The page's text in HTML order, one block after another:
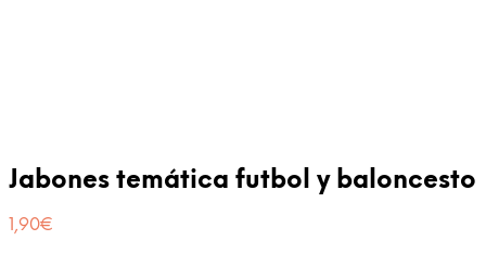
Jabones temática futbol y baloncesto
1,90€